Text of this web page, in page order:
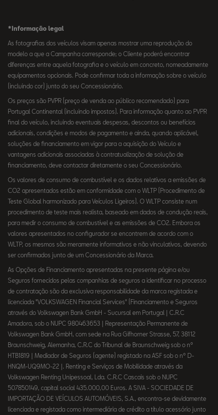
*Informação legal
As fotografias dos veículos visam apenas mostrar uma reprodução do
modelo a que a Campanha corresponde; o Cliente poderá encontrar
diferenças entre aquela fotografia e o veículo em concreto, nomeadamente
equipamentos opcionais. Pode confirmar toda a informação sobre o veículo
(incluindo cor) junto do seu Concessionário.
Os preços são PVPR (preço de venda ao público recomendado) para
Portugal Continental (incluindo impostos). Para informação quanto ao PVPR
final do veículo, incluindo eventuais despesas, descontos ou benefícios
adicionais, condições e modos de pagamento e ainda, quando aplicável,
soluções de financiamento em vigor para a aquisição do Veículo e
vantagens adicionais associadas à contratualização de solução de
financiamento, deve contactar diretamente o seu Concessionário.
Os valores de consumo de combustível e os dados relativos a emissões de
CO2 apresentados estão em conformidade com o WLTP (Procedimento de
Teste Global harmonizado para Veículos Ligeiros). O WLTP consiste num
procedimento de teste mais realista, baseado em dados de condução reais,
para medir o consumo de combustível e as emissões de CO2. Embora os
valores apresentados no configurador se encontrem de acordo com o
WLTP, os mesmos são meramente informativos e não vinculativos, devendo
ser confirmados junto de um Concessionário da Marca.
As Opções de Financiamento apresentadas na presente página e/ou
Seguros fornecidos pelas companhias de seguros a identificar no processo
de contratação são da exclusiva responsabilidade da marca registada e
licenciada "VOLKSWAGEN Financial Services" (Financiamento e Seguros
através do Volkswagen Bank GmbH - Sucursal em Portugal | C.R.C
Amadora, sob o NUPC 980463653 | Representação Permanente de
Volkswagen Bank GmbH, com sede na Rua Gifhorner Strasse, 57, 38112
Braunschweig, Alemanha, C.R.C do Tribunal de Braunschweig sob o nº
HTB1819 | Mediador de Seguros (agente) registado na ASF sob o nº D-
HNQM-UQ9MO-22 |. Renting e Serviços de Mobilidade através da
Volkswagen Renting Unipessoal, Lda. C.R.C Cascais sob o NUPC
507850149, capital social 435.000,00 Euros. A SIVA - SOCIEDADE DE
IMPORTAÇÃO DE VEÍCULOS AUTOMÓVEIS, S.A., encontra-se devidamente
licenciada e registada como intermediária de crédito a título acessório junto